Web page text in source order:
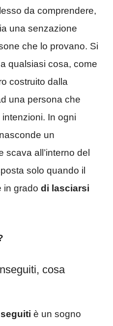
da comprendere,
una senzazione
che lo provano. Si
qualsiasi cosa, come
costruito dalla
una persona che
In ogni
un
all’interno del
solo quando il
in grado di lasciarsi
cosa
è un sogno